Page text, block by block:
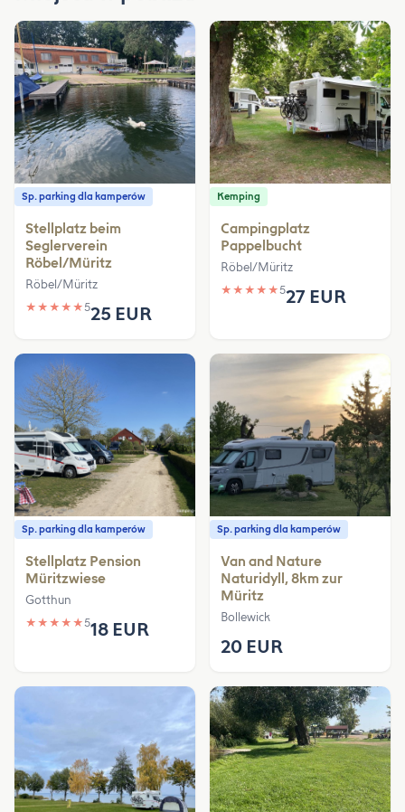
Sp. parking dla kamperów
Stellplatz beim
Seglerverein
Röbel/Müritz
Röbel/Müritz
★ ★ ★ ★ ★525 EUR
Kemping
Campingplatz
Pappelbucht
Röbel/Müritz
★ ★ ★ ★ ★527 EUR
Sp. parking dla kamperów
Stellplatz Pension
Müritzwiese
Gotthun
★ ★ ★ ★ ★518 EUR
Sp. parking dla kamperów
Van and Nature
Naturidyll, 8km zur
Müritz
Bollewick
20 EUR